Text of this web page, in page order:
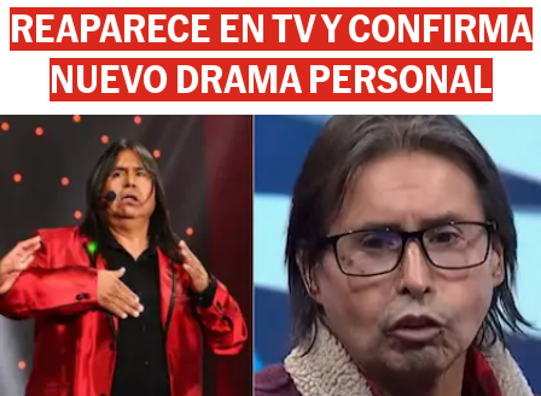
REAPARECE EN TV Y CONFIRMA
NUEVO DRAMA PERSONAL